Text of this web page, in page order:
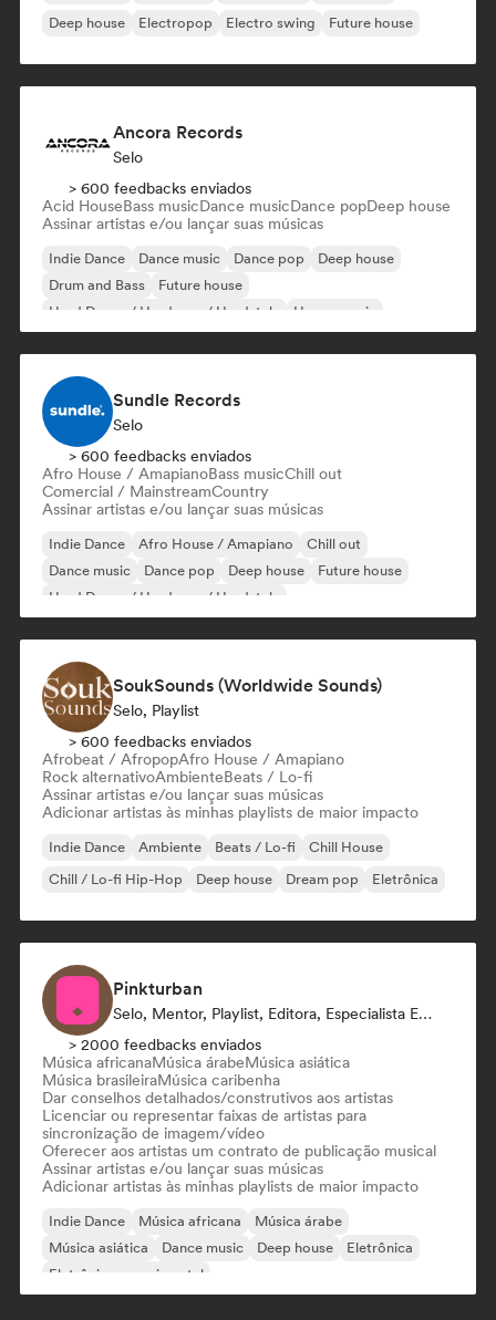
Deep house
Electropop Electro swing Future house
Ancora Records
Selo
> 600 feedbacks enviados
Acid HouseBass musicDance musicDance popDeep house
Assinar artistas e/ou lançar suas músicas
Indie Dance Dance music Dance pop
Deep house
Drum and Bass
Future house
Hard Dance / Hardcore / Hardstyle
House music
Sundle Records
Selo
> 600 feedbacks enviados
Afro House / AmapianoBass musicChill out
Comercial / MainstreamCountry
Assinar artistas e/ou lançar suas músicas
Indie Dance Afro House / Amapiano
Chill out
Dance music
Dance pop Deep house
Future house
Hard Dance / Hardcore / Hardstyle
SoukSounds (Worldwide Sounds)
Selo, Playlist
> 600 feedbacks enviados
Afrobeat / AfropopAfro House / Amapiano
Rock alternativoAmbienteBeats / Lo-fi
Assinar artistas e/ou lançar suas músicas
Adicionar artistas às minhas playlists de maior impacto
Indie Dance Ambiente Beats / Lo-fi
Chill House
Chill / Lo-fi Hip-Hop
Deep house Dream pop Eletrônica
Pinkturban
Selo, Mentor, Playlist, Editora, Especialista Em Sincronização
> 2000 feedbacks enviados
Música africanaMúsica árabeMúsica asiática
Música brasileiraMúsica caribenha
Dar conselhos detalhados/construtivos aos artistas
Licenciar ou representar faixas de artistas para
sincronização de imagem/vídeo
Oferecer aos artistas um contrato de publicação musical
Assinar artistas e/ou lançar suas músicas
Adicionar artistas às minhas playlists de maior impacto
Indie Dance Música africana
Música árabe
Música asiática
Dance music Deep house
Eletrônica
Eletrônica experimental